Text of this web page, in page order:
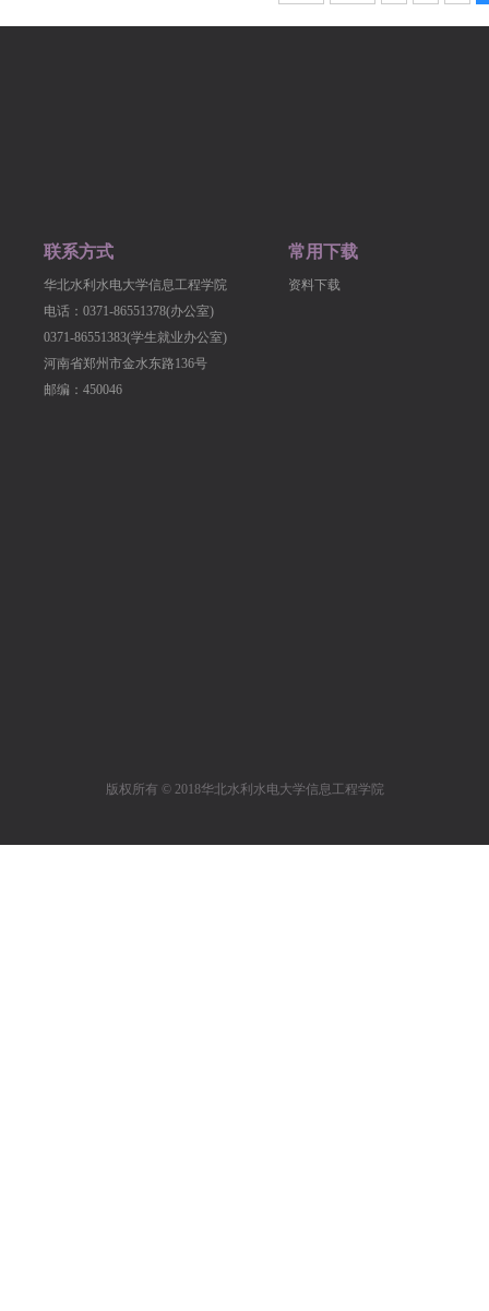
联系方式
华北水利水电大学信息工程学院
电话：0371-86551378(办公室)
0371-86551383(学生就业办公室)
河南省郑州市金水东路136号
邮编：450046
常用下载
资料下载
版权所有 © 2018华北水利水电大学信息工程学院